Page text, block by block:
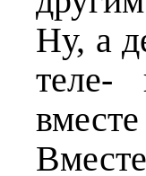
Ну, а
теле-